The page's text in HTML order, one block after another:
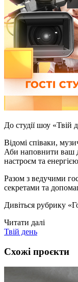
До студії шоу «Твій
Відомі співаки,
Аби наповнити ваш
настроєм та
Разом з ведучими
секретами та
Дивіться рубрику
Читати далі
Твій день
Схожі проєкти